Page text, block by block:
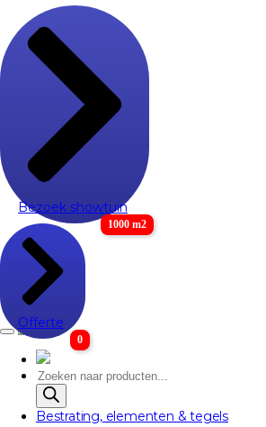
Bezoek showtuin
1000 m2
Offerte
0
Producten
zoeken
Bestrating, elementen & tegels